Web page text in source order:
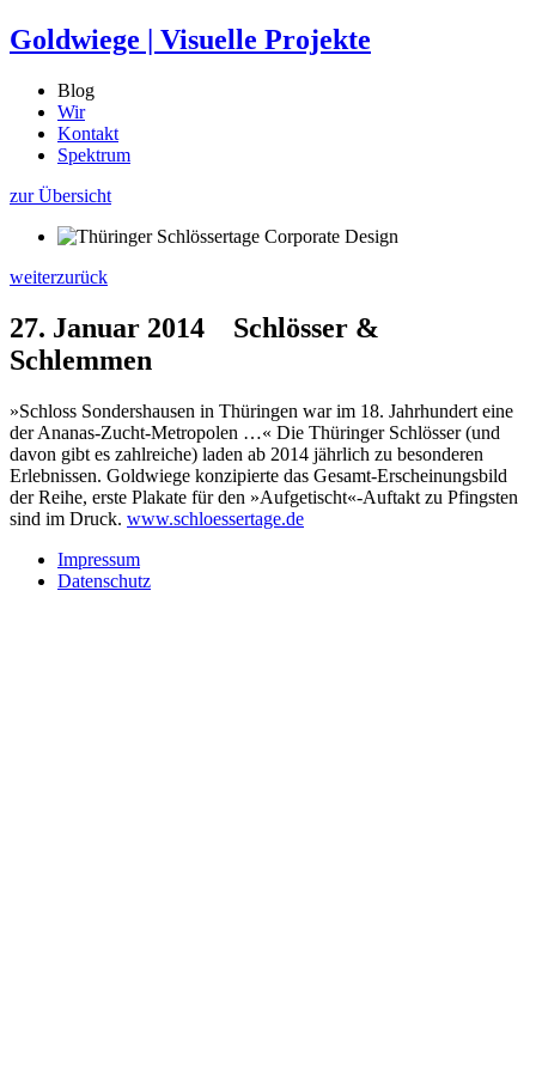
Goldwiege | Visuelle Projekte
Blog
Wir
Kontakt
Spektrum
zur Übersicht
weiterzurück
27. Januar 2014 Schlösser &
Schlemmen
»Schloss Sondershausen in Thüringen war im 18. Jahrhundert eine
der Ananas-Zucht-Metropolen …« Die Thüringer Schlösser (und
davon gibt es zahlreiche) laden ab 2014 jährlich zu besonderen
Erlebnissen. Goldwiege konzipierte das Gesamt-Erscheinungsbild
der Reihe, erste Plakate für den »Aufgetischt«-Auftakt zu Pfingsten
sind im Druck. www.schloessertage.de
Impressum
Datenschutz